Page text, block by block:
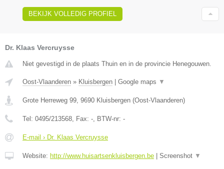
BEKIJK VOLLEDIG PROFIEL
Dr. Klaas Vercruysse
Niet gevestigd in de plaats Thuin en in de provincie Henegouwen.
Oost-Vlaanderen » Kluisbergen Google maps ▼
Grote Herreweg 99 9690 Kluisbergen (Oost-Vlaanderen)
Tel: 0495/213568 , Fax: - , BTW-nr: -
E-mail › Dr. Klaas Vercruysse
Website: http://www.huisartsenkluisbergen.be Screenshot ▼